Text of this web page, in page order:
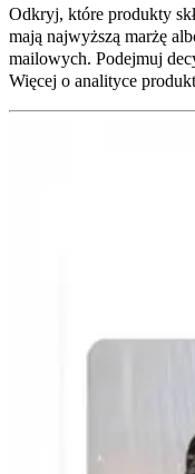
Odkryj, które produkty
mają najwyższą marżę
mailowych. Podejmuj
Więcej o analityce